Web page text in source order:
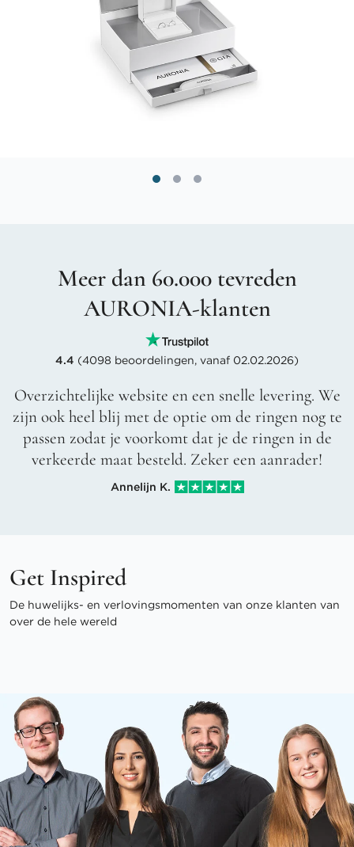
Meer dan 60.000 tevreden
AURONIA-klanten
4.4 (4098 beoordelingen, vanaf 02.02.2026)
Overzichtelijke website en een snelle levering. We
zijn ook heel blij met de optie om de ringen nog te
passen zodat je voorkomt dat je de ringen in de
verkeerde maat besteld. Zeker een aanrader!
Annelijn K.
Get Inspired
De huwelijks- en verlovingsmomenten van onze klanten van
over de hele wereld